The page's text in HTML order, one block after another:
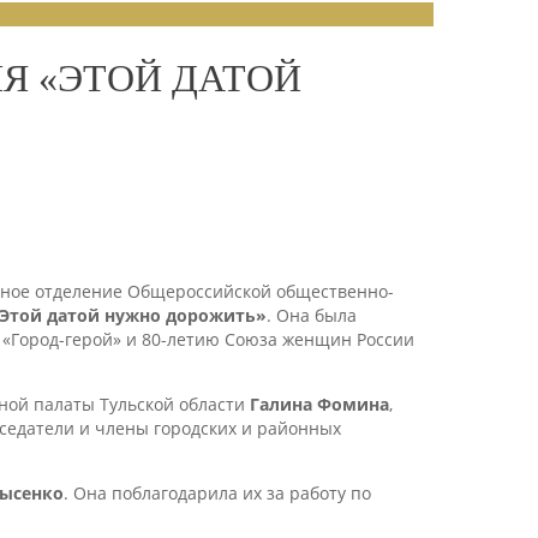
«ЭТОЙ ДАТОЙ
отделение Общероссийской общественно-
датой нужно дорожить». Она была
герой» и 80-летию Союза женщин России
палаты Тульской области Галина Фомина,
и члены городских и районных
. Она поблагодарила их за работу по